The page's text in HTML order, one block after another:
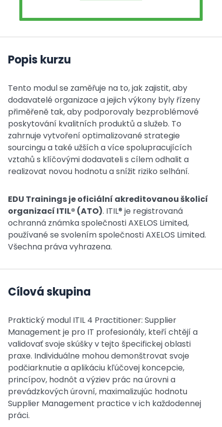
Popis kurzu
Tento modul se zaměřuje na to, jak zajistit, aby
dodavatelé organizace a jejich výkony byly řízeny
přiměřeně tak, aby podporovaly bezproblémové
poskytování kvalitních produktů a služeb. To
zahrnuje vytvoření optimalizované strategie
sourcingu a také užších a více spolupracujících
vztahů s klíčovými dodavateli s cílem odhalit a
realizovat novou hodnotu a snížit riziko selhání.
EDU Trainings je oficiální akreditovanou školicí
organizací ITIL® (ATO). ITIL® je registrovaná
ochranná známka společnosti AXELOS Limited,
používané se svolením společnosti AXELOS Limited.
Všechna práva vyhrazena.
Cílová skupina
Praktický modul ITIL 4 Practitioner: Supplier
Management je pro IT profesionály, kteří chtějí a
validovať svoje skúšky v tejto špecifickej oblasti
praxe. Individuálne mohou demonštrovat svoje
podčiarknutie a aplikáciu kľúčovej koncepcie,
princípov, hodnôt a výziev prác na úrovni a
prevádzkových úrovní, maximalizujúc hodnotu
Supplier Management practice v ich každodennej
práci.